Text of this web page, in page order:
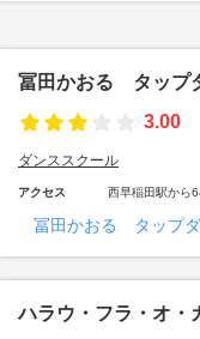
冨田かおる タップ
3.00
ダンススクール
アクセス 西早稲田駅から
冨田かおる タップダ
ハラウ・フラ・オ・